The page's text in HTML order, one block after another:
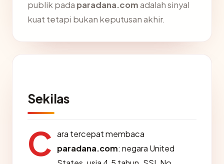
publik pada paradana.comadalah sinyal
kuat tetapi bukan keputusan akhir.
Sekilas
C ara tercepat membaca
paradana.com: negara United